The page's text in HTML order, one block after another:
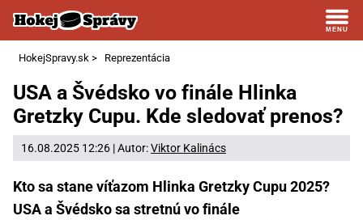
HokejSpravy.sk > Reprezentácia
USA a Švédsko vo finále Hlinka
Gretzky Cupu. Kde sledovať prenos?
16.08.2025 12:26 | Autor:Viktor Kalinács
Kto sa stane víťazom Hlinka Gretzky Cupu 2025?
USA a Švédsko sa stretnú vo finále